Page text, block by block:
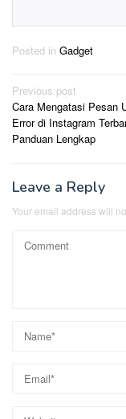
Posted in Gadget
Post
navigation
Previous post
Cara Mengatasi Pesan
Error di Instagram
Panduan Lengkap
Leave a Reply
Your email address will